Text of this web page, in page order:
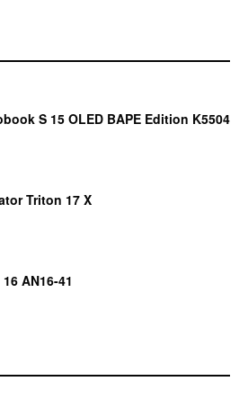
S 15 OLED BAPE Edition K5504
Triton 17 X
AN16-41